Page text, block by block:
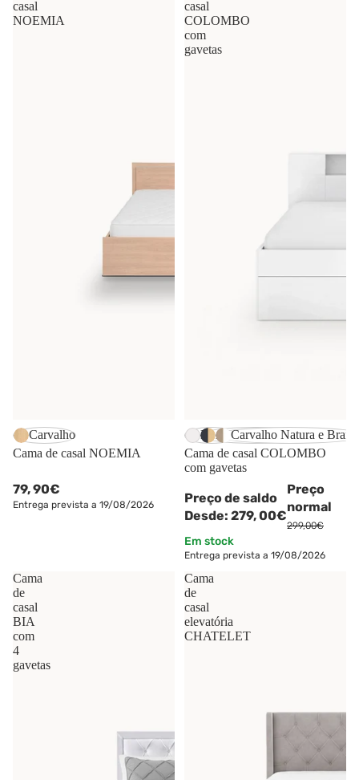
casal
NOEMIA
Carvalho
Cama de casal NOEMIA
79,90€
Entrega prevista a 19/08/2026
casal
COLOMBO
com
gavetas
-7%
Branco
Antracite e Natura
Carvalho Natura e
Cama de casal COLOMBO
com gavetas
Preço de saldo
Desde: 279,00€
Preço
normal
299,00€
Em stock
Entrega prevista a 19/08/2026
Cama
de
casal
BIA
com
4
gavetas
Cama
de
casal
elevatória
CHATELET